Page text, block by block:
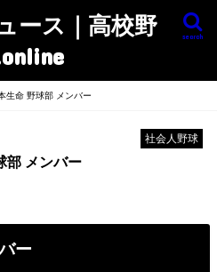
ース｜高校野
search
生命 野球部 メンバー
社会人野球
部 メンバー
ー